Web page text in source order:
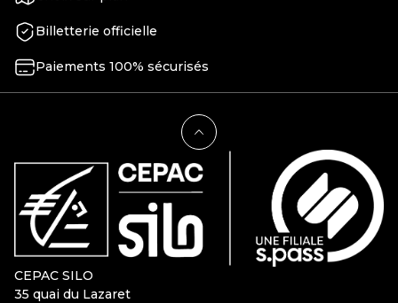
Billetterie officielle
Paiements 100% sécurisés
CEPAC SILO
35 quai du Lazaret